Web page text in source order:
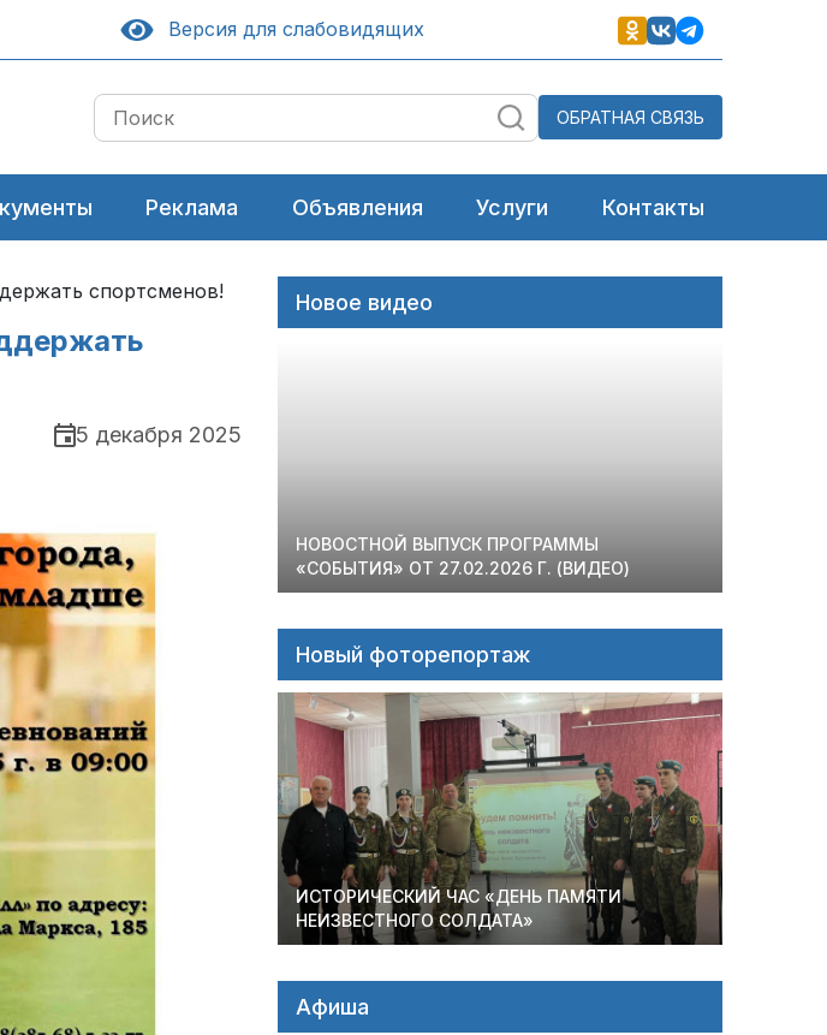
Версия для слабовидящих
ОБРАТНАЯ СВЯЗЬ
Реклама Объявления Услуги Контакты
спортсменов!
5 декабря 2025
Новое видео
НОВОСТНОЙ ВЫПУСК ПРОГРАММЫ
«СОБЫТИЯ» ОТ 27.02.2026 Г. (ВИДЕО)
Новый фоторепортаж
ИСТОРИЧЕСКИЙ ЧАС «ДЕНЬ ПАМЯТИ
НЕИЗВЕСТНОГО СОЛДАТА»
Афиша